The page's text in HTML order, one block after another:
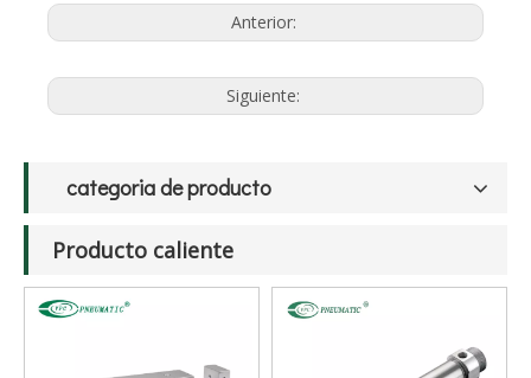
Anterior:
Siguiente:
categoria de producto
Producto caliente